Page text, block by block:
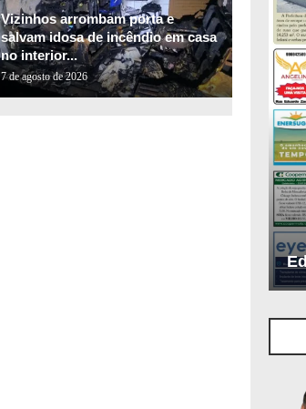
Vizinhos arrombam porta e
salvam idosa de incêndio em casa
no interior...
7 de agosto de 2026